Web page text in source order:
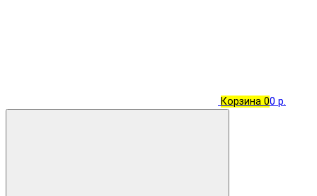
Корзина 00 р.